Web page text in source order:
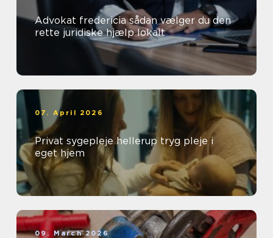
Advokat fredericia sådan vælger du den
rette juridiske hjælp lokalt
07. April 2026
Privat sygepleje hellerup tryg pleje i
eget hjem
09. March 2026